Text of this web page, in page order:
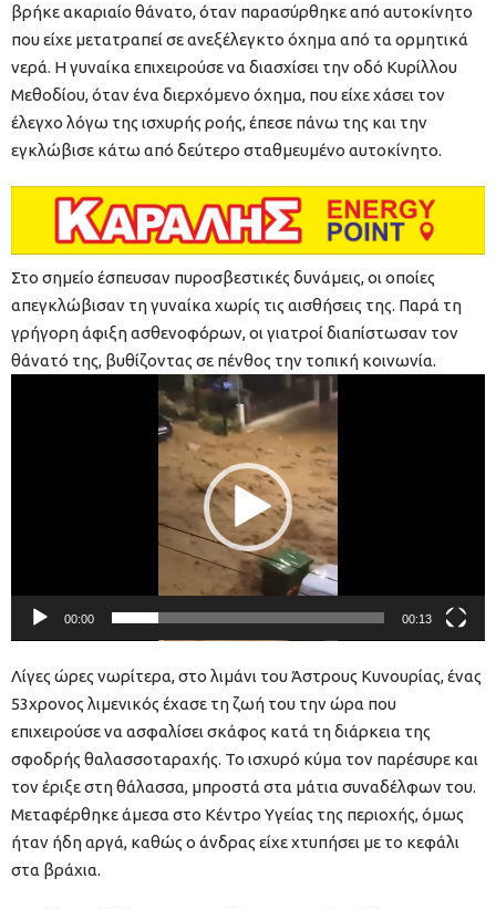
βρήκε ακαριαίο θάνατο, όταν παρασύρθηκε από αυτοκίνητο
που είχε μετατραπεί σε ανεξέλεγκτο όχημα από τα ορμητικά
νερά. Η γυναίκα επιχειρούσε να διασχίσει την οδό Κυρίλλου
Μεθοδίου, όταν ένα διερχόμενο όχημα, που είχε χάσει τον
έλεγχο λόγω της ισχυρής ροής, έπεσε πάνω της και την
εγκλώβισε κάτω από δεύτερο σταθμευμένο αυτοκίνητο.
Στο σημείο έσπευσαν πυροσβεστικές δυνάμεις, οι οποίες
απεγκλώβισαν τη γυναίκα χωρίς τις αισθήσεις της. Παρά τη
γρήγορη άφιξη ασθενοφόρων, οι γιατροί διαπίστωσαν τον
θάνατό της, βυθίζοντας σε πένθος την τοπική κοινωνία.
00:00 00:13
Λίγες ώρες νωρίτερα, στο λιμάνι του Άστρους Κυνουρίας, ένας
53χρονος λιμενικός έχασε τη ζωή του την ώρα που
επιχειρούσε να ασφαλίσει σκάφος κατά τη διάρκεια της
σφοδρής θαλασσοταραχής. Το ισχυρό κύμα τον παρέσυρε και
τον έριξε στη θάλασσα, μπροστά στα μάτια συναδέλφων του.
Μεταφέρθηκε άμεσα στο Κέντρο Υγείας της περιοχής, όμως
ήταν ήδη αργά, καθώς ο άνδρας είχε χτυπήσει με το κεφάλι
στα βράχια.